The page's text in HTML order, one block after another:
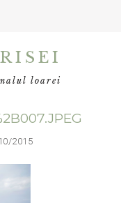
loarei
2015